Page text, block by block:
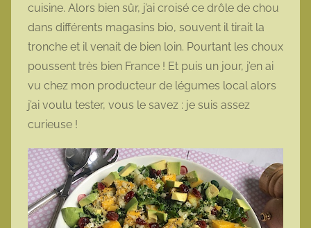
cuisine. Alors bien sûr, j’ai croisé ce drôle de chou
dans différents magasins bio, souvent il tirait la
tronche et il venait de bien loin. Pourtant les choux
poussent très bien France ! Et puis un jour, j’en ai
vu chez mon producteur de légumes local alors
j’ai voulu tester, vous le savez : je suis assez
curieuse !